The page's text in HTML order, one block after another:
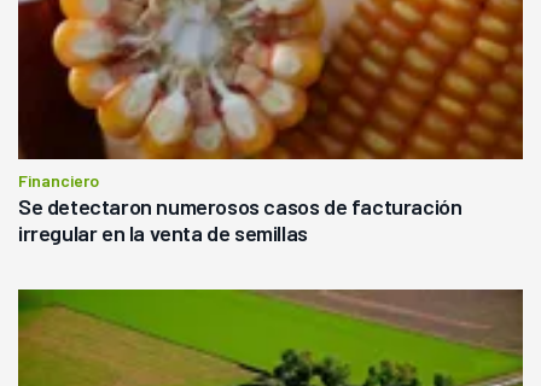
Financiero
Se detectaron numerosos casos de facturación
irregular en la venta de semillas